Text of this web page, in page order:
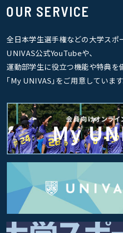
OUR SERVICE
全日本学生選手権などの大学スポ
UNIVAS公式YouTubeや、
運動部学生に役立つ機能や特典を
｢My UNIVAS｣をご用意しています